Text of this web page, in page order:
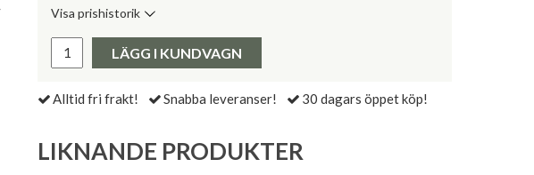
Visa prishistorik
Pris:
LÄGG I KUNDVAGN
Alltid fri frakt! Snabba leveranser! 30 dagars öppet köp!
LIKNANDE PRODUKTER